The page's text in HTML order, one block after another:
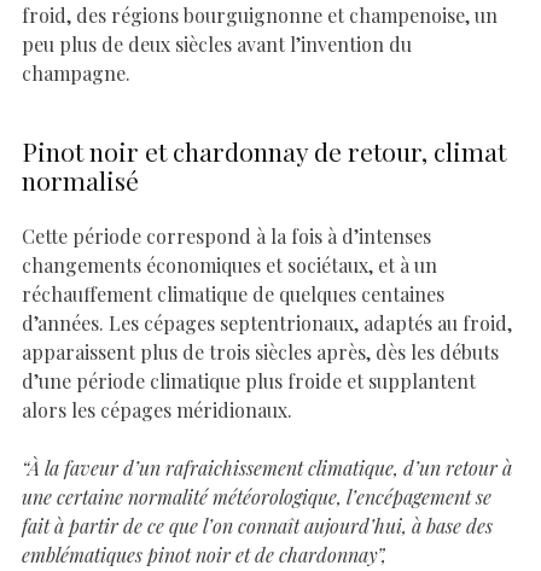
froid, des régions bourguignonne et champenoise, un
peu plus de deux siècles avant l’invention du
champagne.
Pinot noir et chardonnay de retour, climat
normalisé
Cette période correspond à la fois à d’intenses
changements économiques et sociétaux, et à un
réchauffement climatique de quelques centaines
d’années. Les cépages septentrionaux, adaptés au froid,
apparaissent plus de trois siècles après, dès les débuts
d’une période climatique plus froide et supplantent
alors les cépages méridionaux.
“À la faveur d’un rafraichissement climatique, d’un retour à
une certaine normalité météorologique, l’encépagement se
fait à partir de ce que l’on connaît aujourd’hui, à base des
emblématiques pinot noir et de chardonnay”,